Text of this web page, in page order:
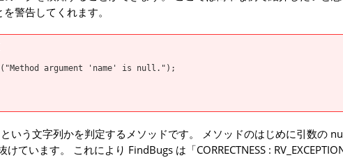
警告してくれます。
argument 'name' is null.");
いう文字列かを判定するメソッドです。 メソッドのはじめに引数の
けています。 これにより FindBugs は「CORRECTNESS :